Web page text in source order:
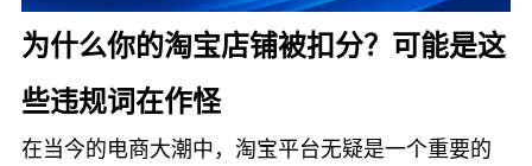
为什么你的淘宝店铺被扣分？可能是这
些违规词在作怪
在当今的电商大潮中，淘宝平台无疑是一个重要的